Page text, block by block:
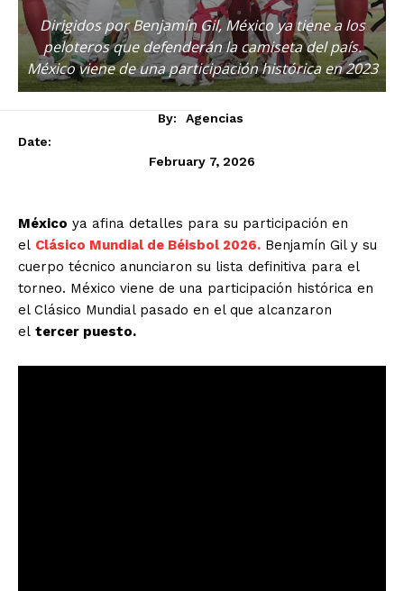
Dirigidos por Benjamín Gil, México ya tiene a los
peloteros que defenderán la camiseta del país.
México viene de una participación histórica en 2023
By:
Agencias
Date:
February 7, 2026
México ya afina detalles para su participación en
el Clásico Mundial de Béisbol 2026. Benjamín Gil y su
cuerpo técnico anunciaron su lista definitiva para el
torneo. México viene de una participación histórica en
el Clásico Mundial pasado en el que alcanzaron
el tercer puesto.